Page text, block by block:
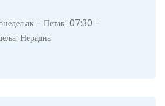
- Петак: 07:30 -
Нерадна